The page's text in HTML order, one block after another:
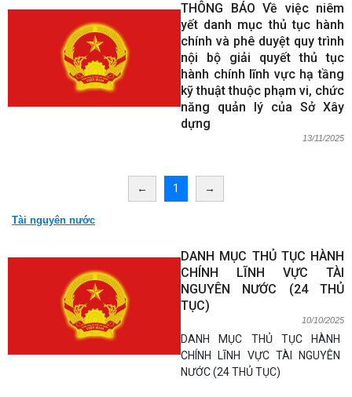
THÔNG BÁO Về việc niêm
yết danh mục thủ tục hành
chính và phê duyệt quy trình
nội bộ giải quyết thủ tục
hành chính lĩnh vực hạ tầng
kỹ thuật thuộc phạm vi, chức
năng quản lý của Sở Xây
dựng
13/11/2025
← 1 →
Tài nguyên nước
DANH MỤC THỦ TỤC HÀNH
CHÍNH LĨNH VỰC TÀI
NGUYÊN NƯỚC (24 THỦ
TỤC)
10/10/2025
DANH MỤC THỦ TỤC HÀNH
CHÍNH LĨNH VỰC TÀI NGUYÊN
NƯỚC (24 THỦ TỤC)